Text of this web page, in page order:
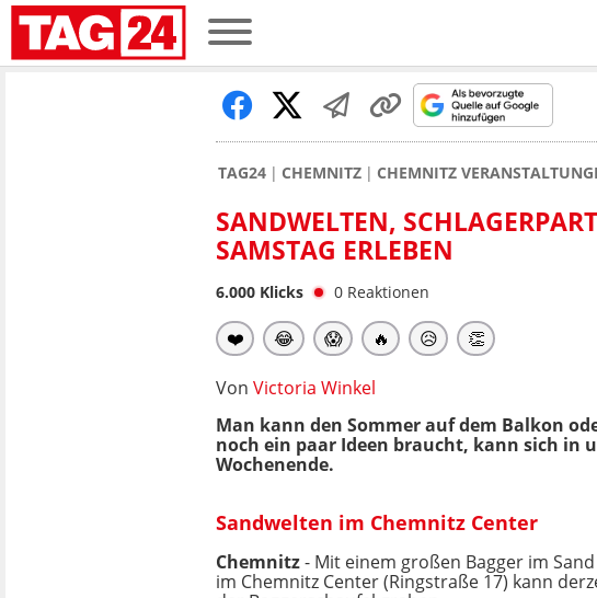
TAG24 CHEMNITZ CHEMNITZ
SANDWELTEN,
SAMSTAG ERLEBEN
6.000 Klicks 0 Reaktionen
❤️ 😂 😱 🔥 😥 👏
Von Victoria Winkel
Man kann den Sommer auf dem Balkon
noch ein paar Ideen braucht, kann sich in
Wochenende.
Sandwelten im Chemnitz Center
Chemnitz- Mit einem großen Bagger im
im Chemnitz Center (Ringstraße 17) kann